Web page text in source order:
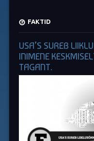
FAKTID
USA’S SUREB
INIMENE
TAGANT.